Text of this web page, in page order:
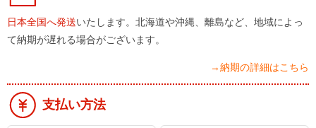
日本全国へ発送いたします。北海道や沖縄、離島など、地域によっ
て納期が遅れる場合がございます。
→納期の詳細はこちら
支払い方法